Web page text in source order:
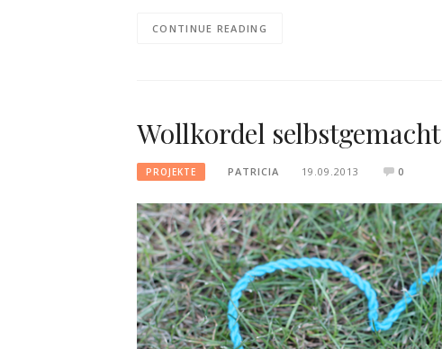
CONTINUE READING
Wollkordel selbstgemacht
PROJEKTE PATRICIA 19.09.2013 0